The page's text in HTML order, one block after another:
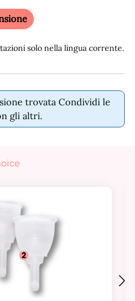
solo nella lingua corrente.
trovata Condividi le
gli altri.
prodotti